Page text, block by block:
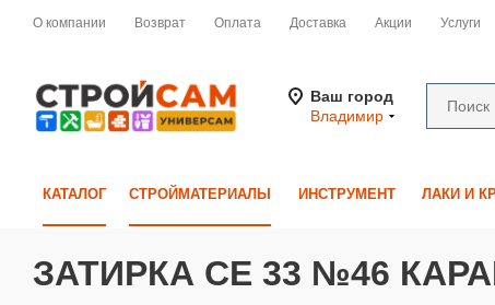
О компании Возврат Оплата Доставка Акции Услуги
Ваш город
Владимир
КАТАЛОГ СТРОЙМАТЕРИАЛЫ ИНСТРУМЕНТ ЛАКИ И
ЗАТИРКА СЕ 33 №46